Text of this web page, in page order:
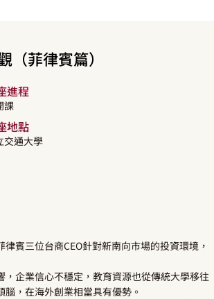
菲律賓篇）
進程
課
地點
交通大學
賓三位台商CEO針對新南向市場的投資環境，
，企業信心不穩定，教育資源也從傳統大學移往
，在海外創業相當具有優勢。